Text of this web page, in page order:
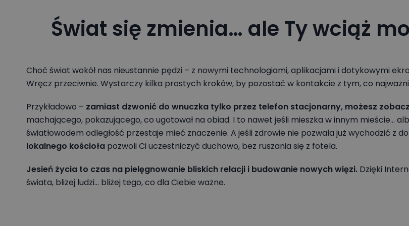
Świat się zmienia… ale Ty wciąż
Choć świat wokół nas nieustannie pędzi – z nowymi technologiami, aplikacjami i dotykowymi
Wręcz przeciwnie. Wystarczy kilka prostych kroków, by pozostać w kontakcie z tym, co
Przykładowo – zamiast dzwonić do wnuczka tylko przez telefon stacjonarny, możesz
machającego, pokazującego, co ugotował na obiad. I to nawet jeśli mieszka w innym mieście…
światłowodem odległość przestaje mieć znaczenie. A jeśli zdrowie nie pozwala już wychodzić z
lokalnego kościoła pozwoli Ci uczestniczyć duchowo, bez ruszania się z fotela.
Jesień życia to czas na pielęgnowanie bliskich relacji i budowanie nowych więzi. Dzięki
świata, bliżej ludzi… bliżej tego, co dla Ciebie ważne.